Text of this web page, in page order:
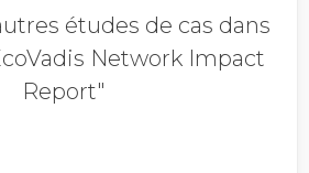
études de cas dans
Network Impact
Report"